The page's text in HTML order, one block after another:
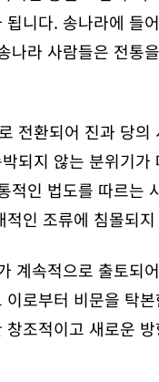
니다. 송나라에
라 사람들은 전
전환되어 진과 당
되지 않는 분위기
인 법도를 따르는
인 조류에 침몰되
계속적으로 출토
로부터 비문을 탁
조적이고 새로운